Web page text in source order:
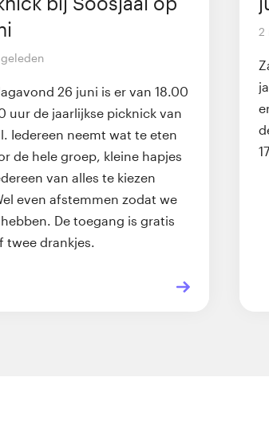
26 juni is er van 18.00
uur de jaarlijkse picknick van
Iedereen neemt wat te eten
de hele groep, kleine hapjes
van alles te kiezen
even afstemmen zodat we
De toegang is gratis
twee drankjes.
2